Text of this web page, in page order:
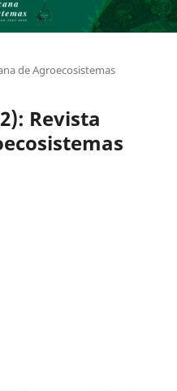
de Agroecosistemas
Revista